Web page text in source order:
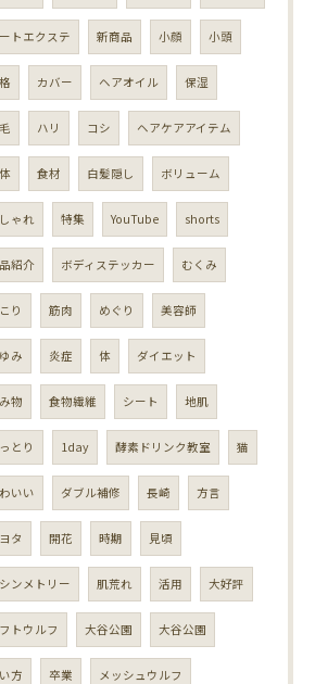
トエクステ 新商品 小顔 小頭
カバー ヘアオイル 保湿
ハリ コシ ヘアケアアイテム
食材 白髪隠し ボリューム
ゃれ 特集 YouTube shorts
紹介 ボディステッカー むくみ
り 筋肉 めぐり 美容師
み 炎症 体 ダイエット
物 食物繊維 シート 地肌
とり 1day 酵素ドリンク教室 猫
いい ダブル補修 長崎 方言
タ 開花 時期 見頃
ンメトリー 肌荒れ 活用 大好評
トウルフ 大谷公園 大谷公園
方 卒業 メッシュウルフ